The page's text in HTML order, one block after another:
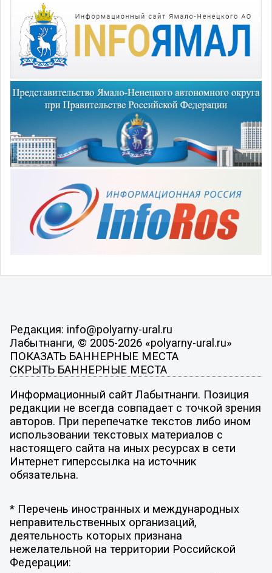
Редакция: info@polyarny-ural.ru
Лабытнанги, © 2005-2026 «polyarny-ural.ru»
ПОКАЗАТЬ БАННЕРНЫЕ МЕСТА
СКРЫТЬ БАННЕРНЫЕ МЕСТА
Информационный сайт Лабытнанги. Позиция
редакции не всегда совпадает с точкой зрения
авторов. При перепечатке текстов либо ином
использовании текстовых материалов с
настоящего сайта на иных ресурсах в сети
Интернет гиперссылка на источник
обязательна.
* Перечень иностранных и международных
неправительственных организаций,
деятельность которых признана
нежелательной на территории Российской
Федерации: